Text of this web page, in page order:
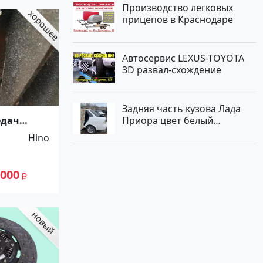
EatonHino
Производство легковых
прицепов в Краснодаре
Автосервис LEXUS-TOYOTA
3D развал-схождение
Задняя часть кузова Лада
Приора цвет белый